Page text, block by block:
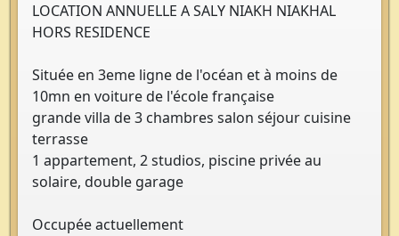
LOCATION ANNUELLE A SALY NIAKH NIAKHAL
HORS RESIDENCE
Située en 3eme ligne de l'océan et à moins de
10mn en voiture de l'école française
grande villa de 3 chambres salon séjour cuisine
terrasse
1 appartement, 2 studios, piscine privée au
solaire, double garage
Occupée actuellement